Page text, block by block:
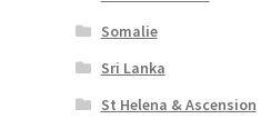
Somalie
Sri Lanka
St Helena & Ascension